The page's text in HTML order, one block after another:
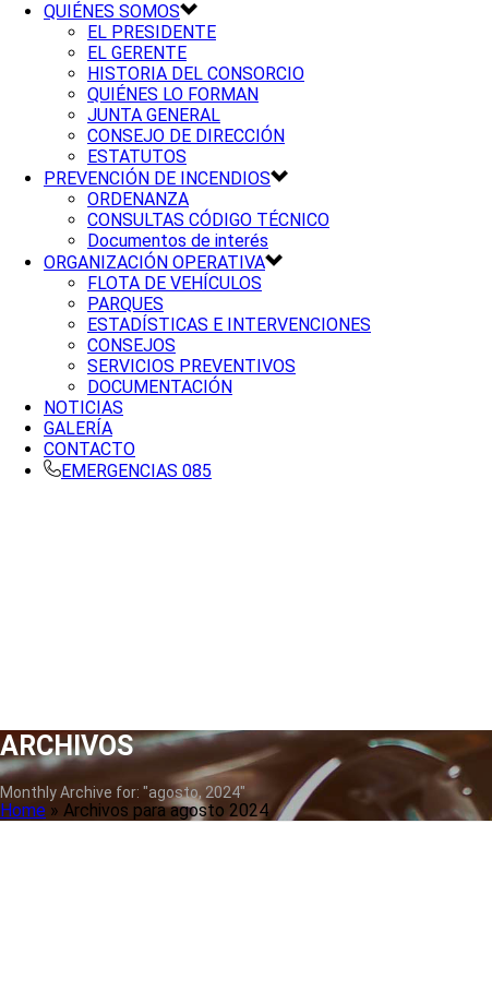
QUIÉNES SOMOS
EL PRESIDENTE
EL GERENTE
HISTORIA DEL CONSORCIO
QUIÉNES LO FORMAN
JUNTA GENERAL
CONSEJO DE DIRECCIÓN
ESTATUTOS
PREVENCIÓN DE INCENDIOS
ORDENANZA
CONSULTAS CÓDIGO TÉCNICO
Documentos de interés
ORGANIZACIÓN OPERATIVA
FLOTA DE VEHÍCULOS
PARQUES
ESTADÍSTICAS E INTERVENCIONES
CONSEJOS
SERVICIOS PREVENTIVOS
DOCUMENTACIÓN
NOTICIAS
GALERÍA
CONTACTO
EMERGENCIAS 085
ARCHIVOS
Monthly Archive for: "agosto, 2024"
Home » Archivos para agosto 2024